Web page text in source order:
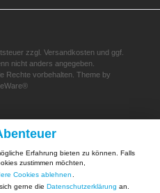
zzgl. Versandkosten und ggf.
nicht anders angegeben.
Rechte vorbehalten. Theme by
Erfahrung bieten zu können. Falls
zustimmen möchten,
Cookies ablehnen
gerne die Datenschutzerklärung an.